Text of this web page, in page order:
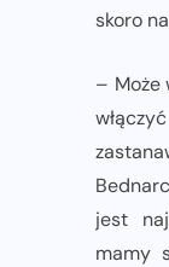
skoro
– Może
jest
mamy